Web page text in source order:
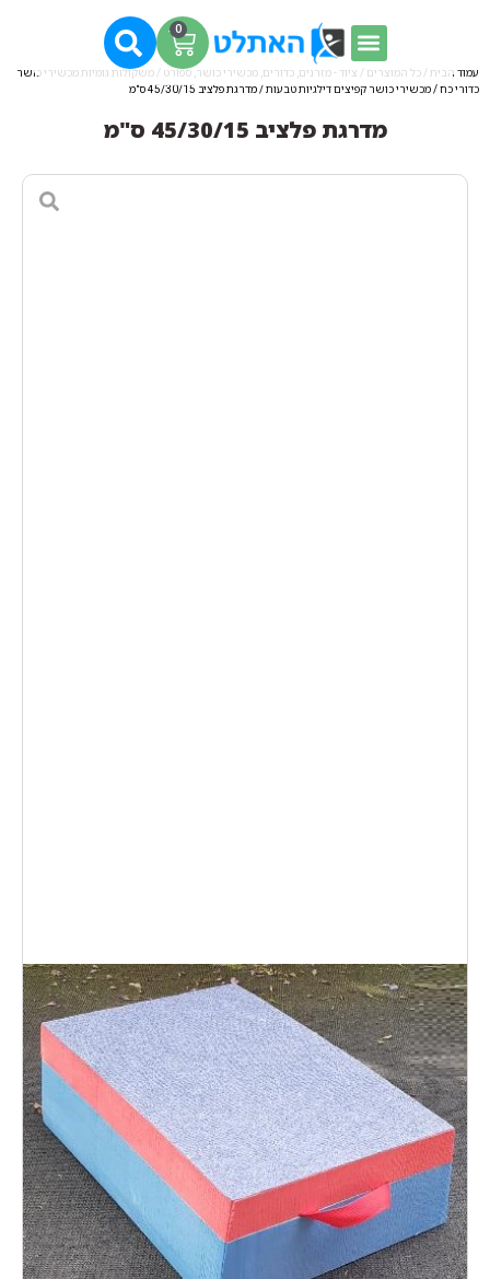
0
עמוד הבית / כל המוצרים / ציוד - מזרנים, כדורים, מכשירי כושר, ספורט / משקולות גומיות מכשירי כושר
כדורי כח/מכשירי כושר קפיצים דילגיות טבעות/ מדרגת פלציב 45/30/15 ס"מ
מדרגת פלציב 45/30/15 ס"מ